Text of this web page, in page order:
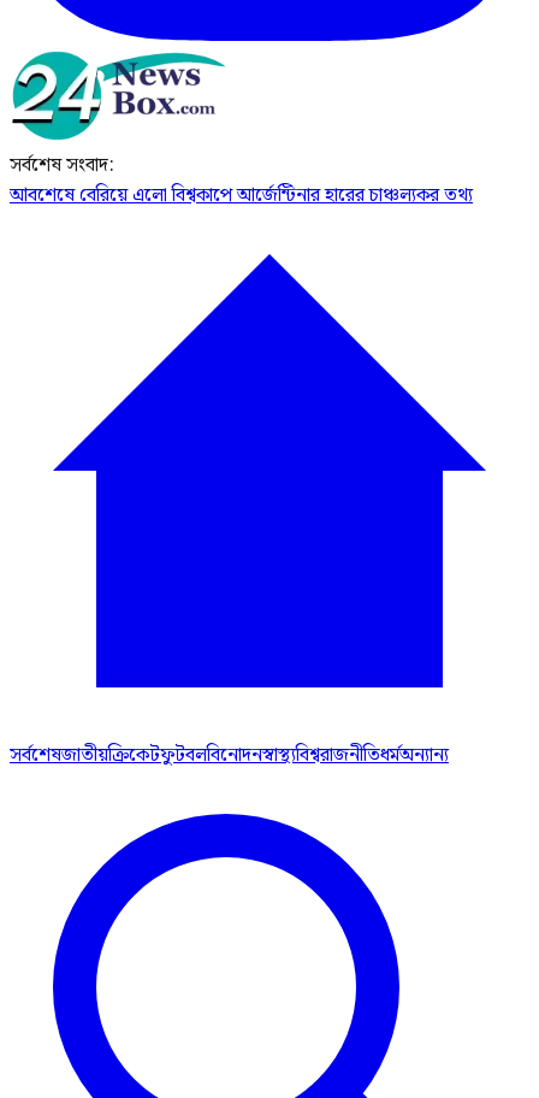
সর্বশেষ সংবাদ:
আবশেষে বেরিয়ে এলো বিশ্বকাপে আর্জেন্টিনার হারের চাঞ্চল্যকর তথ্য
সর্বশেষজাতীয়ক্রিকেটফুটবলবিনোদনস্বাস্থ্যবিশ্বরাজনীতিধর্মঅন্যান্য